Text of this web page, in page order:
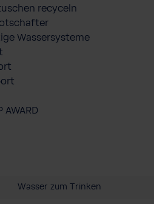
recyceln
Wassersysteme
AWARD
Wasser zum Trinken